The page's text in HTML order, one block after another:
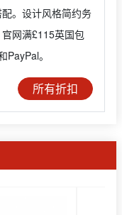
。设计风格简约务
网满£115英国包
。
所有折扣